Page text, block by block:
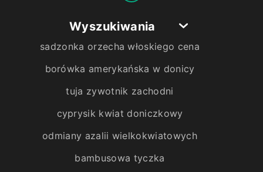
Wyszukiwania
sadzonka orzecha włoskiego cena
borówka amerykańska w donicy
tuja zywotnik zachodni
cyprysik kwiat doniczkowy
odmiany azalii wielkokwiatowych
bambusowa tyczka